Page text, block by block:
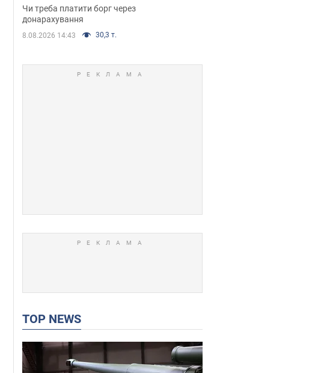
суддя ухвалив
неочікуване рішення
Чи треба платити борг через
донарахування
8.08.2026 14:43 30,3 т.
TOP NEWS